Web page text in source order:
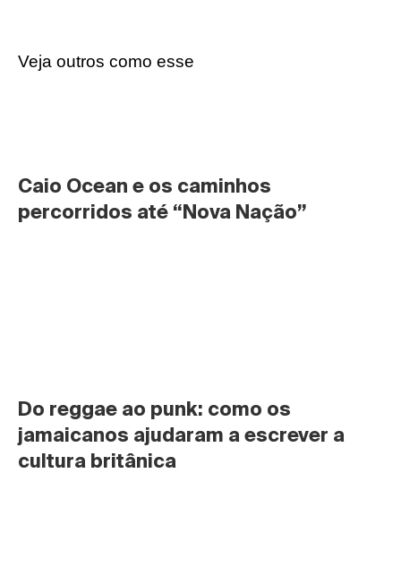
Veja outros como esse
Caio Ocean e os caminhos
percorridos até “Nova Nação”
Do reggae ao punk: como os
jamaicanos ajudaram a escrever a
cultura britânica